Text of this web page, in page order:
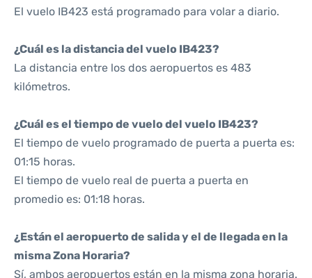
El vuelo IB423 está programado para volar a diario.
¿Cuál es la distancia del vuelo IB423?
La distancia entre los dos aeropuertos es 483
kilómetros.
¿Cuál es el tiempo de vuelo del vuelo IB423?
El tiempo de vuelo programado de puerta a puerta es:
01:15 horas.
El tiempo de vuelo real de puerta a puerta en
promedio es: 01:18 horas.
¿Están el aeropuerto de salida y el de llegada en la
misma Zona Horaria?
Sí, ambos aeropuertos están en la misma zona horaria.